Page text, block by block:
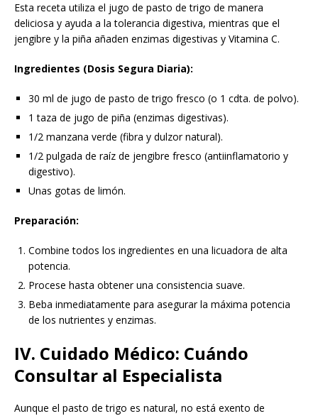
Esta receta utiliza el jugo de pasto de trigo de manera
deliciosa y ayuda a la tolerancia digestiva, mientras que el
jengibre y la piña añaden enzimas digestivas y Vitamina C.
Ingredientes (Dosis Segura Diaria):
30 ml de jugo de pasto de trigo fresco (o 1 cdta. de polvo).
1 taza de jugo de piña (enzimas digestivas).
1/2 manzana verde (fibra y dulzor natural).
1/2 pulgada de raíz de jengibre fresco (antiinflamatorio y
digestivo).
Unas gotas de limón.
Preparación:
Combine todos los ingredientes en una licuadora de alta
potencia.
Procese hasta obtener una consistencia suave.
Beba inmediatamente para asegurar la máxima potencia
de los nutrientes y enzimas.
IV. Cuidado Médico: Cuándo
Consultar al Especialista
Aunque el pasto de trigo es natural, no está exento de